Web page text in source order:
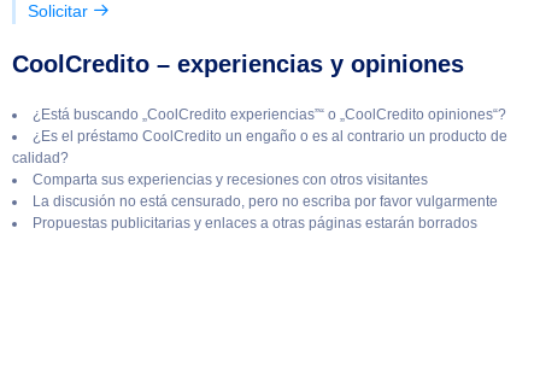
Solicitar
CoolCredito – experiencias y opiniones
¿Está buscando „CoolCredito experiencias”“ o „CoolCredito opiniones“?
¿Es el préstamo CoolCredito un engaño o es al contrario un producto de
calidad?
Comparta sus experiencias y recesiones con otros visitantes
La discusión no está censurado, pero no escriba por favor vulgarmente
Propuestas publicitarias y enlaces a otras páginas estarán borrados